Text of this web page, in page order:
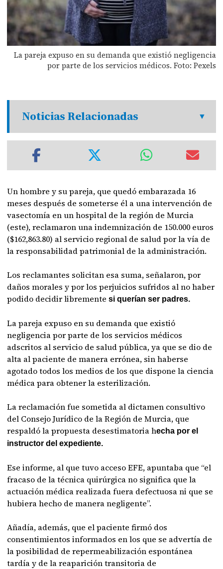
La pareja expuso en su demanda que existió negligencia
por parte de los servicios médicos. Foto: Pexels
Noticias Relacionadas
Un hombre y su pareja, que quedó embarazada 16
meses después de someterse él a una intervención de
vasectomía en un hospital de la región de Murcia
(este), reclamaron una indemnización de 150.000 euros
($162,863.80) al servicio regional de salud por la vía de
la responsabilidad patrimonial de la administración.
Los reclamantes solicitan esa suma, señalaron, por
daños morales y por los perjuicios sufridos al no haber
podido decidir librementesi querían ser padres.
La pareja expuso en su demanda que existió
negligencia por parte de los servicios médicos
adscritos al servicio de salud pública, ya que se dio de
alta al paciente de manera errónea, sin haberse
agotado todos los medios de los que dispone la ciencia
médica para obtener la esterilización.
La reclamación fue sometida al dictamen consultivo
del Consejo Jurídico de la Región de Murcia, que
respaldó la propuesta desestimatoria hecha por el
instructor del expediente.
Ese informe, al que tuvo acceso EFE, apuntaba que “el
fracaso de la técnica quirúrgica no significa que la
actuación médica realizada fuera defectuosa ni que se
hubiera hecho de manera negligente”.
Añadía, además, que el paciente firmó dos
consentimientos informados en los que se advertía de
la posibilidad de repermeabilización espontánea
tardía y de la reaparición transitoria de